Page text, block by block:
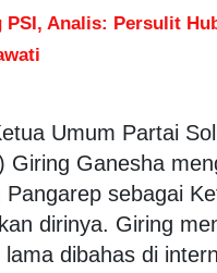
PSI, Analis: Persulit
Umum Partai
Giring Ganesha
Pangarep sebagai
dirinya. Giring
dibahas di